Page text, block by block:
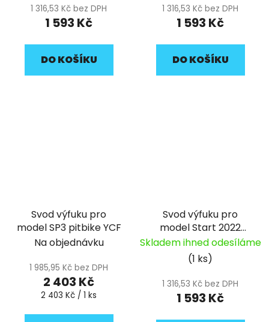
1 316,53 Kč bez DPH
1 593 Kč
DO KOŠÍKU
1 316,53 Kč bez DPH
1 593 Kč
DO KOŠÍKU
Svod výfuku pro
model SP3 pitbike YCF
Na objednávku
1 985,95 Kč bez DPH
2 403 Kč
Měrná
2 403 Kč / 1 ks
Svod výfuku pro
model Start 2022
pitbike YCF
Skladem ihned odesíláme
(1 ks)
1 316,53 Kč bez DPH
1 593 Kč